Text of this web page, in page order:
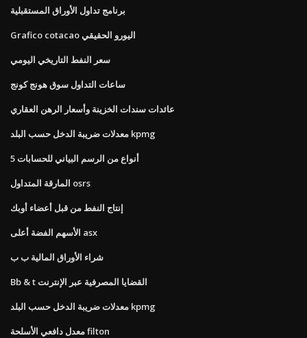
برنامج تداول الأوراق المستقبلية
Grafico cotacao اليورو الحقيقي
سعر النفط التاريخي اليومي
ساعات التداول سوق هونج كونج
عائدات سندات الخزينة وأسعار الرهن العقاري
معدلات ضريبة الدخل حسب البلد kpmg
5 أنواع من الرسم البياني للحسابات
المارقة المتداول osrs
إنتاج النفط من قبل أعضاء أوبك
الأسهم الفضة أعلى asx
شراء الأوراق المالية ب ب
Bb & t القضايا المصرفية عبر الإنترنت
معدلات ضريبة الدخل حسب البلد kpmg
معدل دافعي الأسلحة filton